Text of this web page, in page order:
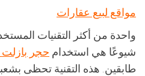
مواقع لبيع عقارات
واحدة من أكثر التقنيات
شيوعًا هي استخدام حجر بازلت
طابقين. هذه التقنية تحظى